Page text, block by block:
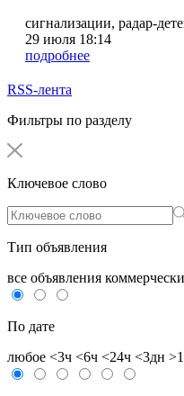
сигнализации, радар-
29 июля 18:14
подробнее
RSS-лента
Фильтры по разделу
Ключевое слово
Тип объявления
все объявления
По дате
любое <3ч <6ч <24ч <3дн